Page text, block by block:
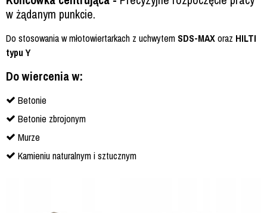
w żądanym punkcie.
Do stosowania w młotowiertarkach z uchwytem SDS-MAXoraz HILTI
typu Y
Do wiercenia w:
Betonie
Betonie zbrojonym
Murze
Kamieniu naturalnym i sztucznym